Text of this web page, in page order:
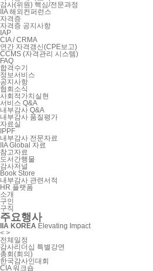
감사(위원) 핵심/전문과정
IIA 해외컨퍼런스
자격증
자격증 공지사항
IAP
CIA / CRMA
연간 자격갱신(CPE보고)
CCMS (자격관리 시스템)
FAQ
합격수기
정보서비스
공지사항
협회소식
사회적가치실현
서비스 Q&A
내부감사 Q&A
내부감사 품질평가
자료실
IPPF
내부감사 전문자료
IIA Global 자료
참고자료
도서간행물
감사저널
Book Store
내부감사 관련서적
HR 플랫폼
소개
구인
구직
주요행사
IIA KOREA Elevating Impact
< >
전체일정
감사리더십 특별강연
총회(회의)
한국감사인대회
CIA 워크숍